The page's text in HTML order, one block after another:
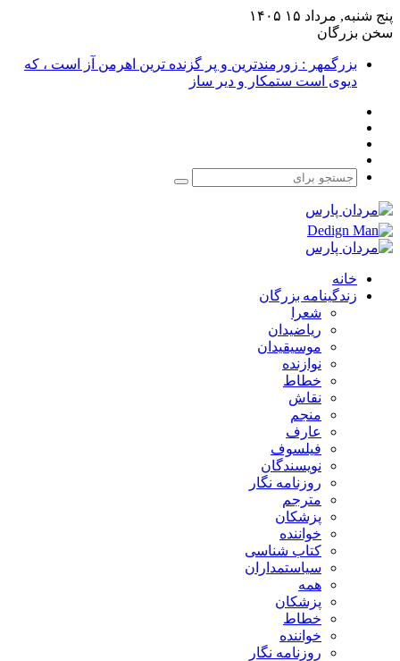
پنج شنبه, مرداد ۱۵ ۱۴۰۵
سخن بزرگان
بزرگمهر : زورمندترین و پر گزنده ترین اهرمن آز است ، که
دیوی است ستمکار و دیر ساز
جستجو
خانه
زندگینامه بزرگان
شعرا
ریاضیدان
موسیقیدان
نوازنده
خطاط
نقاش
منجم
عارف
فیلسوف
نویسندگان
روزنامه نگار
مترجم
پزشکان
خواننده
کتاب شناسی
سیاستمداران
همه
پزشکان
خطاط
خواننده
روزنامه نگار